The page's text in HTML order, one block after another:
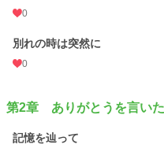
0
別れの時は突然に
0
第2章 ありがとうを言い
記憶を辿って